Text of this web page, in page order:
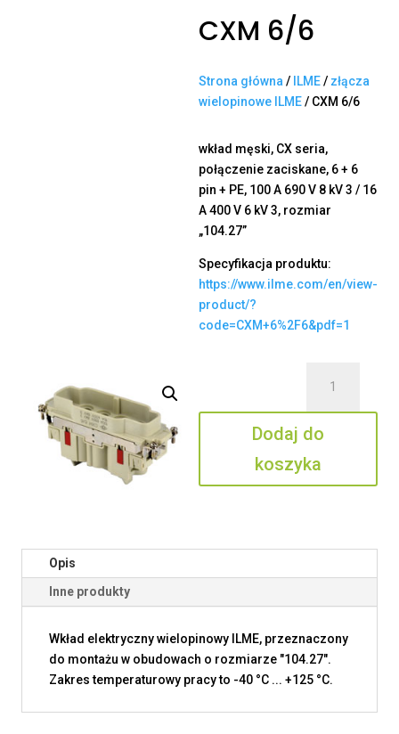
CXM 6/6
Strona główna / ILME/ złącza
wielopinowe ILME/ CXM 6/6
wkład męski, CX seria,
połączenie zaciskane, 6 + 6
pin + PE, 100 A 690 V 8 kV 3 / 16
A 400 V 6 kV 3, rozmiar
„104.27”
Specyfikacja produktu:
https://www.ilme.com/en/view-
product/?
code=CXM+6%2F6&pdf=1
6/6
Dodaj do
koszyka
Opis
Inne produkty
Wkład elektryczny wielopinowy ILME, przeznaczony
do montażu w obudowach o rozmiarze "104.27".
Zakres temperaturowy pracy to -40 °C ... +125 °C.